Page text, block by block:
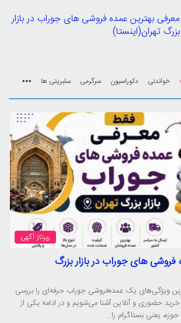
معرفی بهترین عمده فروشی های جوراب در بازار
بزرگ تهران(اینستا)
خواندنی دکوراسیون سرگرمی سلبریتی ها
رپرتاژ آگهی
های جوراب در بازار بزرگ
ویژگی‌های یک عمده‌فروشی جوراب حرفه‌ای را بررسی
حضوری و آنلاین آشنا می‌شویم و در ادامه یکی از
یعنی بستاگرام را…